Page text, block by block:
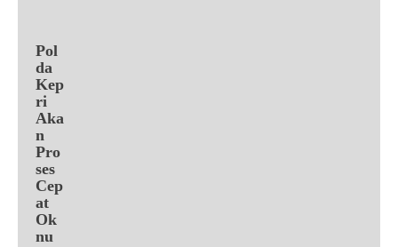
Pol
da
Kep
ri
Aka
n
Pro
ses
Cep
at
Ok
nu